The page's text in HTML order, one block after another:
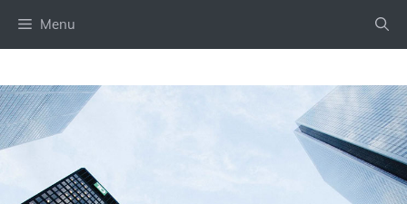
Menu